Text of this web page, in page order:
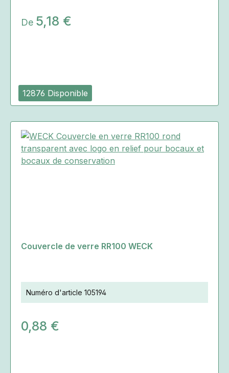
12876 Disponible
De 5,18 €
Couvercle de verre RR100 WECK
Numéro d'article 105194
0,88 €